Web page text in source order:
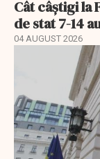
Cât câștigi la
de stat 7-14
04 AUGUST 2026